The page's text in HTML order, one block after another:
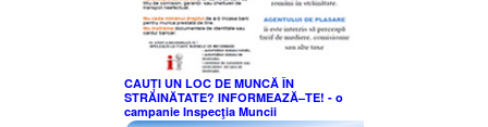
CAUȚI UN LOC DE MUNCĂ ÎN
STRĂINĂTATE? INFORMEAZĂ–TE! - o
campanie Inspecţia Muncii